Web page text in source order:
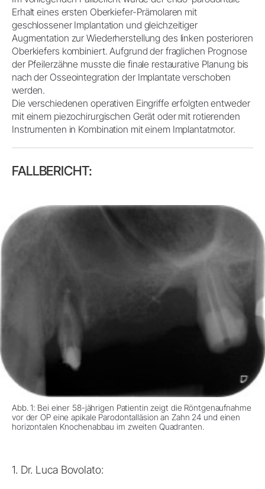
Erhalt eines ersten Oberkiefer-Prämolaren mit
geschlossener Implantation und gleichzeitiger
Augmentation zur Wiederherstellung des linken posterioren
Oberkiefers kombiniert. Aufgrund der fraglichen Prognose
der Pfeilerzähne musste die finale restaurative Planung bis
nach der Osseointegration der Implantate verschoben
werden.
Die verschiedenen operativen Eingriffe erfolgten entweder
mit einem piezochirurgischen Gerät oder mit rotierenden
Instrumenten in Kombination mit einem Implantatmotor.
FALLBERICHT:
Abb. 1: Bei einer 58-jährigen Patientin zeigt die Röntgenaufnahme
vor der OP eine apikale Parodontalläsion an Zahn 24 und einen
horizontalen Knochenabbau im zweiten Quadranten.
1. Dr. Luca Bovolato: